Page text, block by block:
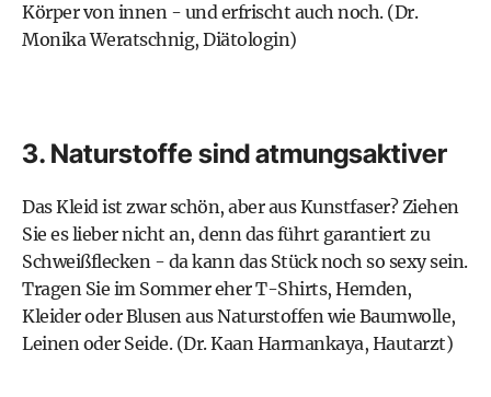
Körper von innen - und erfrischt auch noch. (Dr.
Monika Weratschnig, Diätologin)
3. Naturstoffe sind atmungsaktiver
Das Kleid ist zwar schön, aber aus Kunstfaser? Ziehen
Sie es lieber nicht an, denn das führt garantiert zu
Schweißflecken - da kann das Stück noch so sexy sein.
Tragen Sie im Sommer eher T-Shirts, Hemden,
Kleider oder Blusen aus Naturstoffen wie Baumwolle,
Leinen oder Seide. (Dr. Kaan Harmankaya, Hautarzt)